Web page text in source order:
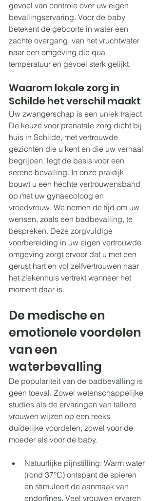
gevoel van controle over uw eigen
bevallingservaring. Voor de baby
betekent de geboorte in water een
zachte overgang, van het vruchtwater
naar een omgeving die qua
temperatuur en gevoel sterk gelijkt.
Waarom lokale zorg in
Schilde het verschil maakt
Uw zwangerschap is een uniek traject.
De keuze voor prenatale zorg dicht bij
huis in Schilde, met vertrouwde
gezichten die u kent en die uw verhaal
begrijpen, legt de basis voor een
serene bevalling. In onze praktijk
bouwt u een hechte vertrouwensband
op met uw gynaecoloog en
vroedvrouw. We nemen de tijd om uw
wensen, zoals een badbevalling, te
bespreken. Deze zorgvuldige
voorbereiding in uw eigen vertrouwde
omgeving zorgt ervoor dat u met een
gerust hart en vol zelfvertrouwen naar
het ziekenhuis vertrekt wanneer het
moment daar is.
De medische en
emotionele voordelen
van een
waterbevalling
De populariteit van de badbevalling is
geen toeval. Zowel wetenschappelijke
studies als de ervaringen van talloze
vrouwen wijzen op een reeks
duidelijke voordelen, zowel voor de
moeder als voor de baby.
Natuurlijke pijnstilling: Warm water
(rond 37°C) ontspant de spieren
en stimuleert de aanmaak van
endorfines. Veel vrouwen ervaren